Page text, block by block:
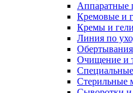
Аппаратные
Кремовые и
Кремы и
Линия по
Обертывания
Очищение и
Специальные
Стерильные